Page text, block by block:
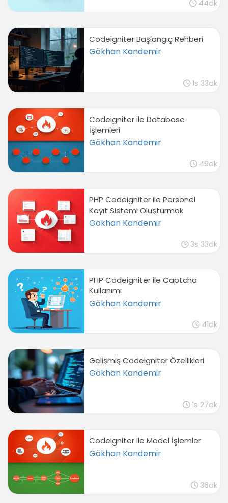
44dk
Codeigniter Başlangıç Rehberi
Gökhan Kandemir
1s 33dk
Codeigniter ile Database
İşlemleri
Gökhan Kandemir
49dk
PHP Codeigniter ile Personel
Kayıt Sistemi Oluşturmak
Gökhan Kandemir
3s 33dk
PHP Codeigniter ile Captcha
Kullanımı
Gökhan Kandemir
41dk
Gelişmiş Codeigniter Özellikleri
Gökhan Kandemir
1s 27dk
Codeigniter ile Model İşlemler
Gökhan Kandemir
36dk